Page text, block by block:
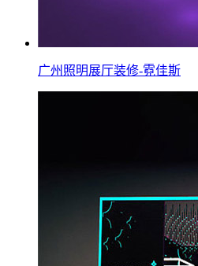
广州照明展厅装修-霓佳斯